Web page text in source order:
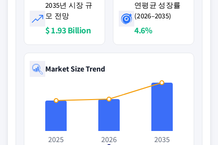
2035년 시장 규
모 전망
$ 1.93 Billion
연평균 성장률
(2026–2035)
4.6%
Market Size Trend
2025
2026
2035